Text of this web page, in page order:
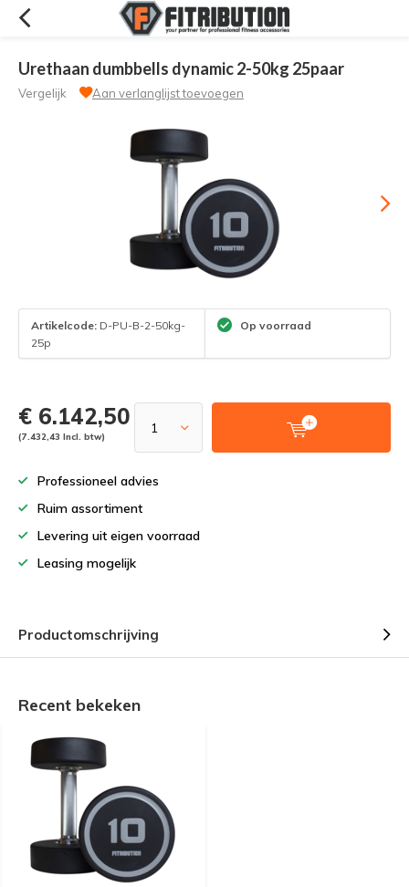
Urethaan dumbbells dynamic 2-50kg 25paar
Vergelijk Aan verlanglijst toevoegen
Artikelcode: D-PU-B-2-50kg-
25p
Op voorraad
€ 6.142,50
(7.432,43 Incl. btw)
Professioneel advies
Ruim assortiment
Levering uit eigen voorraad
Leasing mogelijk
Productomschrijving
Recent bekeken